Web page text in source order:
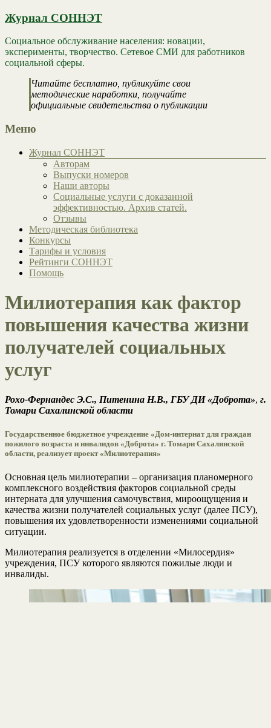
Журнал СОННЭТ
Социальное обслуживание населения: новации,
эксперименты, творчество. Сетевое СМИ для работников
социальной сферы.
Читайте бесплатно, публикуйте свои
методические наработки, получайте
официальные свидетельства о публикации
Меню
Журнал СОННЭТ
Авторам
Выпуски номеров
Наши авторы
Социальные услуги с доказанной
эффективностью. Архив статей.
Отзывы
Методическая библиотека
Конкурсы
Тарифы и условия
Рейтинги СОННЭТ
Помощь
Милиотерапия как фактор
повышения качества жизни
получателей социальных
услуг
Рохо-Фернандес Э.С., Питенина Н.В., ГБУ ДИ «Доброта», г.
Томари Сахалинской области
Государственное бюджетное учреждение «Дом-интернат для граждан
пожилого возраста и инвалидов «Доброта» г. Томари Сахалинской
области, реализует проект «Милиотерапия»
Основная цель милиотерапии – организация планомерного
комплексного воздействия факторов социальной среды
интерната для улучшения самочувствия, мироощущения и
качества жизни получателей социальных услуг (далее ПСУ),
повышения их удовлетворенности изменениями социальной
ситуации.
Милиотерапия реализуется в отделении «Милосердия»
учреждения, ПСУ которого являются пожилые люди и
инвалиды.